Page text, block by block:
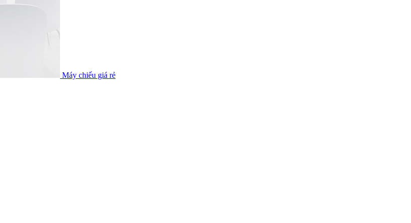
Máy chiếu giá rẻ